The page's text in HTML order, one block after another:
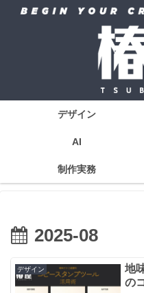
デザイン
AI
制作実務
2025-08
デザイン
地
の